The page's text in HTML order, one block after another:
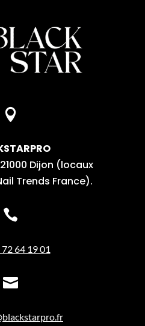

Dijon (locaux
Trends France).

64 19 01
